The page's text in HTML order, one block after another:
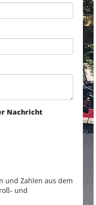
Nachricht
und Zahlen aus dem
und